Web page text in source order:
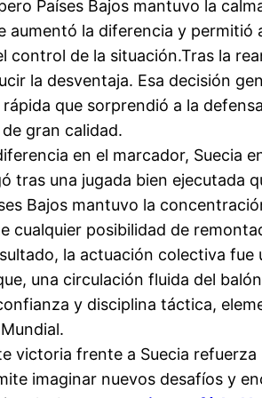
Países Bajos mantuvo la
aumentó la diferencia y
control de la situación.Tras la
la desventaja. Esa decisión
que sorprendió a la
gran calidad.
en el marcador, Suecia
tras una jugada bien ejecutada
Bajos mantuvo la
cualquier posibilidad de
la actuación colectiva
una circulación fluida del
y disciplina táctica,
victoria frente a Suecia
imaginar nuevos desafíos y